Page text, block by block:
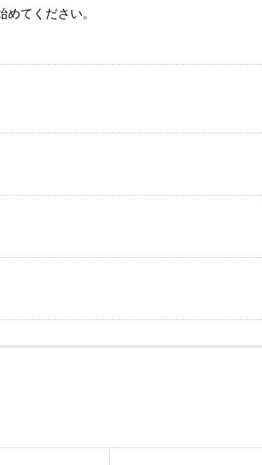
めてください。